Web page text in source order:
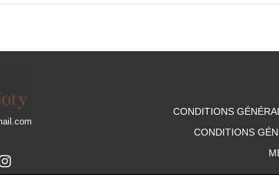
I
n
CONDITIONS
CONDITIONS